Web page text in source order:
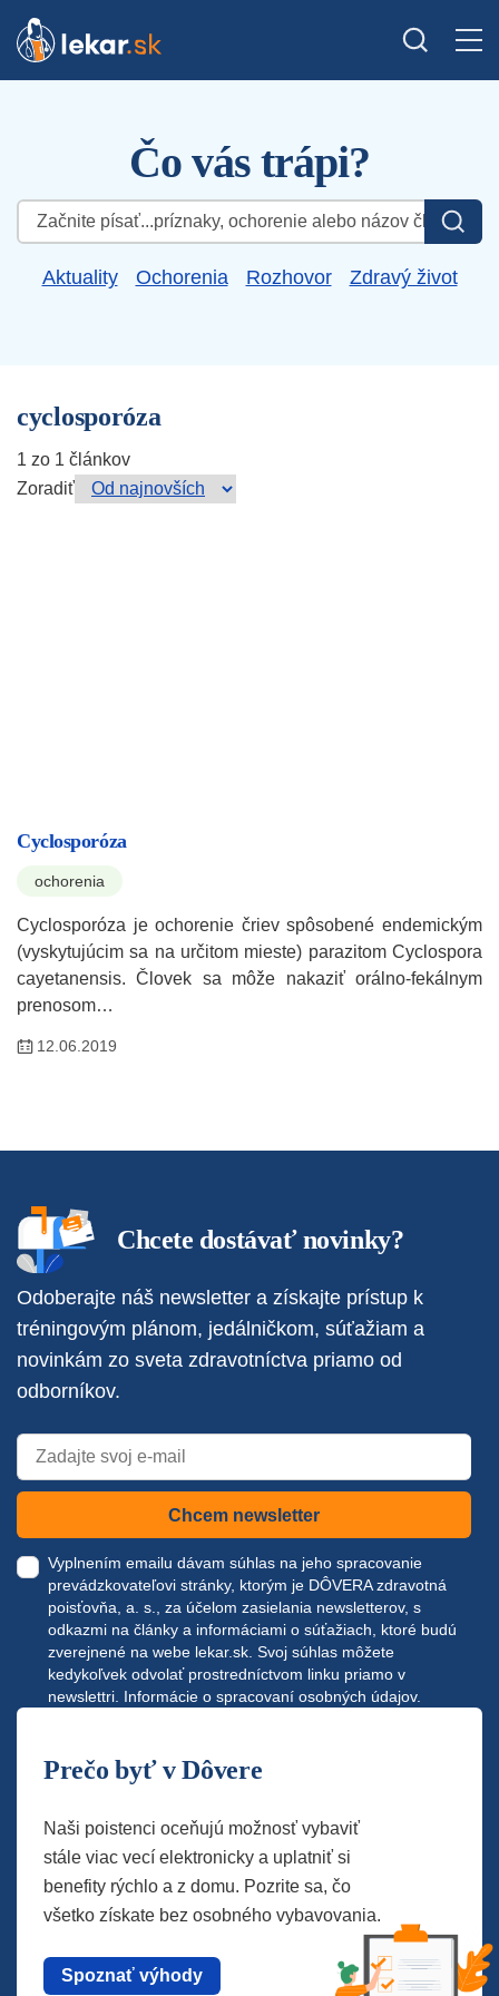
Čo vás trápi?
Hľadať:
Aktuality Ochorenia Rozhovor Zdravý život
cyclosporóza
1 zo 1 článkov
Zoradiť
Cyclosporóza
ochorenia
Cyclosporóza je ochorenie čriev spôsobené endemickým
(vyskytujúcim sa na určitom mieste) parazitom Cyclospora
cayetanensis. Človek sa môže nakaziť orálno-fekálnym
prenosom…
12.06.2019
Chcete dostávať novinky?
Odoberajte náš newsletter a získajte prístup k
tréningovým plánom, jedálničkom, súťažiam a
novinkám zo sveta zdravotníctva priamo od
odborníkov.
Chcem newsletter
Vyplnením emailu dávam súhlas na jeho spracovanie
prevádzkovateľovi stránky, ktorým je DÔVERA zdravotná
poisťovňa, a. s., za účelom zasielania newsletterov, s
odkazmi na články a informáciami o súťažiach, ktoré budú
zverejnené na webe lekar.sk . Svoj súhlas môžete
kedykoľvek odvolať prostredníctvom linku priamo v
newslettri. Informácie o spracovaní osobných údajov.
Prečo byť v Dôvere
Naši poistenci oceňujú možnosť vybaviť
stále viac vecí elektronicky a uplatniť si
benefity rýchlo a z domu. Pozrite sa, čo
všetko získate bez osobného vybavovania.
Spoznať výhody